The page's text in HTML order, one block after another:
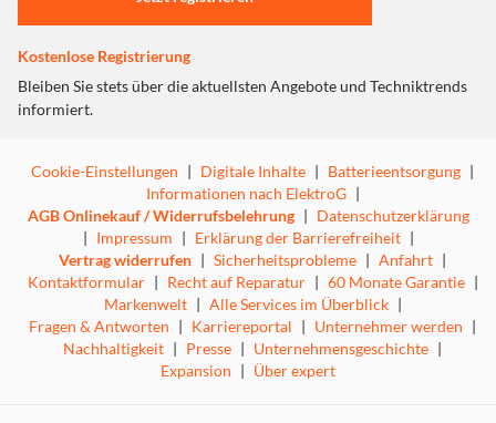
Kostenlose Registrierung
Bleiben Sie stets über die aktuellsten Angebote und Techniktrends
informiert.
Cookie-Einstellungen | Digitale Inhalte | Batterieentsorgung |
Informationen nach ElektroG |
AGB Onlinekauf / Widerrufsbelehrung | Datenschutzerklärung
| Impressum | Erklärung der Barrierefreiheit |
Vertrag widerrufen | Sicherheitsprobleme | Anfahrt |
Kontaktformular | Recht auf Reparatur | 60 Monate Garantie |
Markenwelt | Alle Services im Überblick |
Fragen & Antworten | Karriereportal | Unternehmer werden |
Nachhaltigkeit | Presse | Unternehmensgeschichte |
Expansion | Über expert